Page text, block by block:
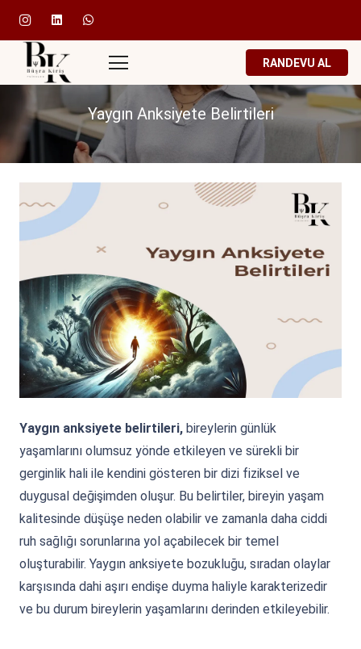
RANDEVU AL
Yaygın Anksiyete Belirtileri
Yaygın anksiyete belirtileri, bireylerin günlük
yaşamlarını olumsuz yönde etkileyen ve sürekli bir
gerginlik hali ile kendini gösteren bir dizi fiziksel ve
duygusal değişimden oluşur. Bu belirtiler, bireyin yaşam
kalitesinde düşüşe neden olabilir ve zamanla daha ciddi
ruh sağlığı sorunlarına yol açabilecek bir temel
oluşturabilir. Yaygın anksiyete bozukluğu, sıradan olaylar
karşısında dahi aşırı endişe duyma haliyle karakterizedir
ve bu durum bireylerin yaşamlarını derinden etkileyebilir.